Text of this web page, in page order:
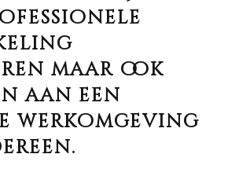
maar ook
aan een
werkomgeving